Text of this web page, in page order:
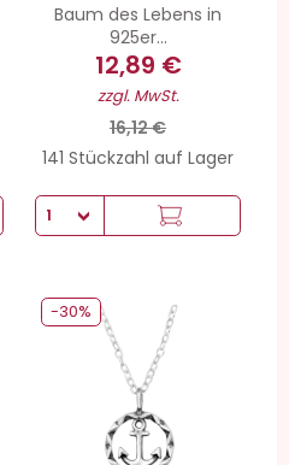
Baum des Lebens in
925er...
12,89 €
zzgl. MwSt.
16,12 €
141 Stückzahl auf Lager
-30%